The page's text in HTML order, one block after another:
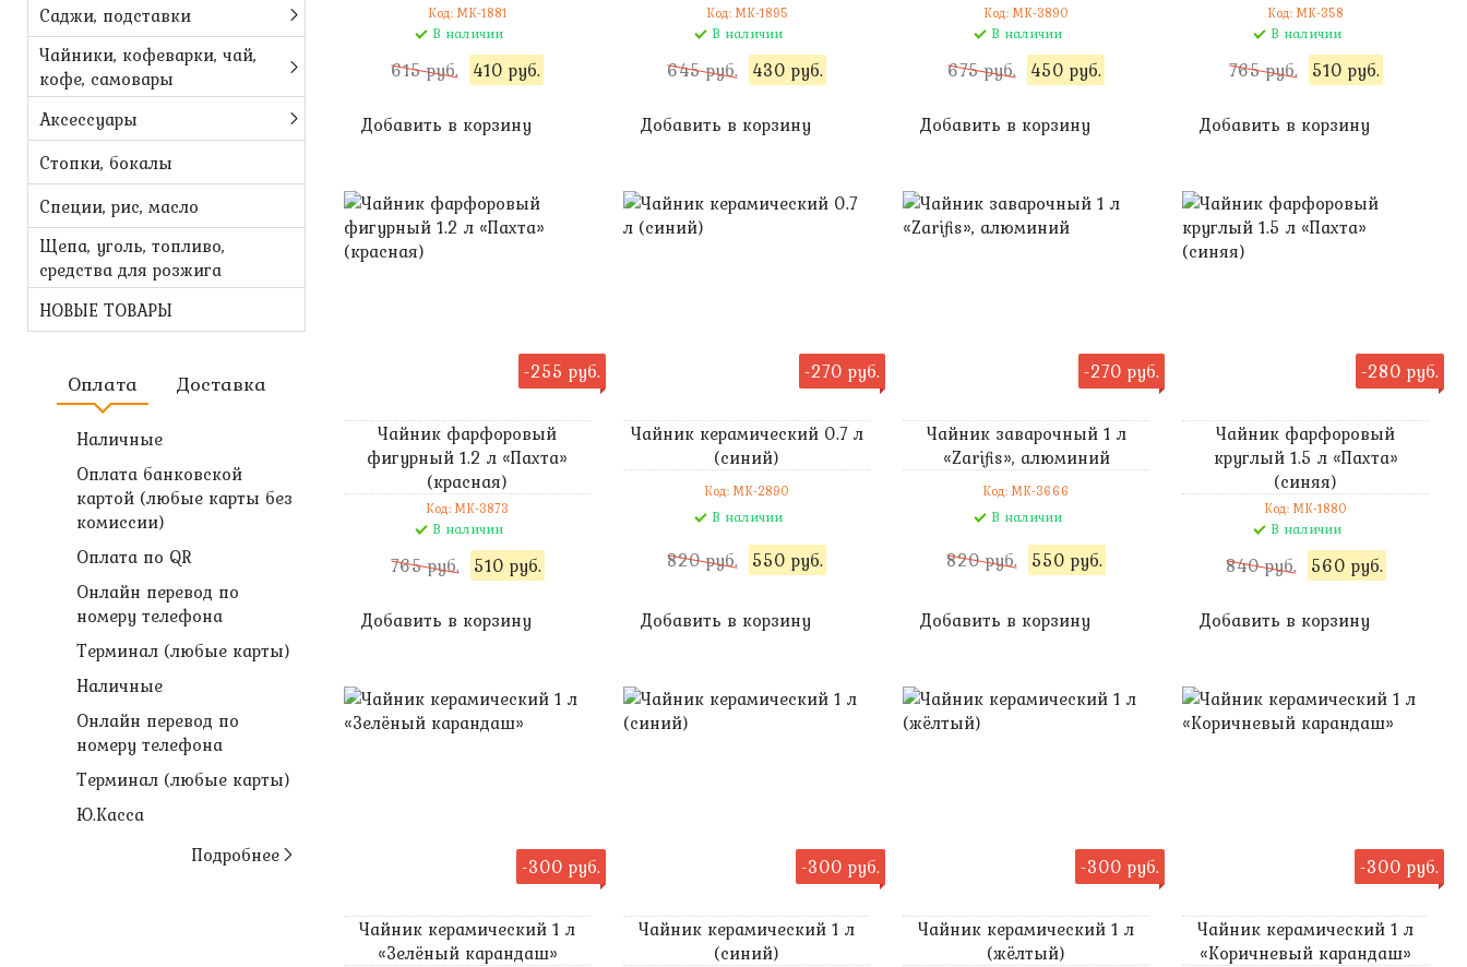
Саджи, подставки
Чайники, кофеварки, чай,
кофе, самовары
Аксессуары
Стопки, бокалы
Специи, рис, масло
Щепа, уголь, топливо,
средства для розжига
НОВЫЕ ТОВАРЫ
Оплата Доставка
Наличные
Оплата банковской
картой (любые карты без
комиссии)
Оплата по QR
Онлайн перевод по
номеру телефона
Терминал (любые карты)
Наличные
Онлайн перевод по
номеру телефона
Терминал (любые карты)
Ю.Касса
Подробнее
Код: MK-1881
В наличии
615 руб. 410 руб.
Добавить в корзину
Код: MK-1895
В наличии
645 руб. 430 руб.
Добавить в корзину
Код: MK-3890
В наличии
675 руб. 450 руб.
Добавить в корзину
Код: MK-358
В наличии
765 руб. 510 руб.
Добавить в корзину
-255 руб.
Чайник фарфоровый
фигурный 1.2 л «Пахта»
(красная)
Код: MK-3873
В наличии
765 руб. 510 руб.
Добавить в корзину
-270 руб.
Чайник керамический 0.7 л
(синий)
Код: MK-2890
В наличии
820 руб. 550 руб.
Добавить в корзину
-270 руб.
Чайник заварочный 1 л
«Zarifis», алюминий
Код: MK-3666
В наличии
820 руб. 550 руб.
Добавить в корзину
-280 руб.
Чайник фарфоровый
круглый 1.5 л «Пахта»
(синяя)
Код: MK-1880
В наличии
840 руб. 560 руб.
Добавить в корзину
-300 руб.
Чайник керамический 1 л
«Зелёный карандаш»
-300 руб.
Чайник керамический 1 л
(синий)
-300 руб.
Чайник керамический 1 л
(жёлтый)
-300 руб.
Чайник керамический 1 л
«Коричневый карандаш»